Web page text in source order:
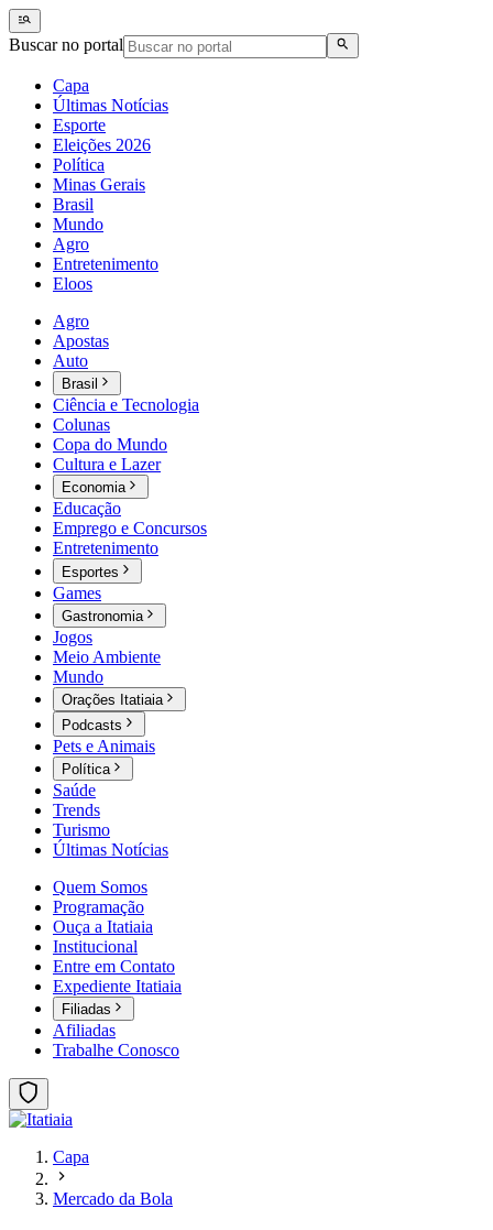
Buscar no portal
Capa
Últimas Notícias
Esporte
Eleições 2026
Política
Minas Gerais
Brasil
Mundo
Agro
Entretenimento
Eloos
Agro
Apostas
Auto
Brasil
Ciência e Tecnologia
Colunas
Copa do Mundo
Cultura e Lazer
Economia
Educação
Emprego e Concursos
Entretenimento
Esportes
Games
Gastronomia
Jogos
Meio Ambiente
Mundo
Orações Itatiaia
Podcasts
Pets e Animais
Política
Saúde
Trends
Turismo
Últimas Notícias
Quem Somos
Programação
Ouça a Itatiaia
Institucional
Entre em Contato
Expediente Itatiaia
Filiadas
Afiliadas
Trabalhe Conosco
Capa
Mercado da Bola